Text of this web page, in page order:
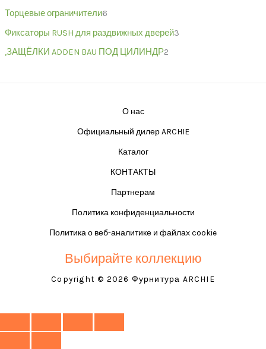
Торцевые ограничители6
Фиксаторы RUSH для раздвижных дверей3
,ЗАЩЁЛКИ ADDEN BAU ПОД ЦИЛИНДР2
О нас
Официальный дилер ARCHIE
Каталог
КОНТАКТЫ
Партнерам
Политика конфиденциальности
Политика о веб-аналитике и файлах cookie
Выбирайте коллекцию
Copyright © 2026 Фурнитура ARCHIE